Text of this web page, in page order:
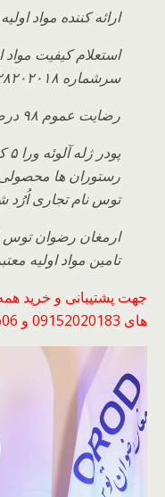
ارائه کننده مواد
استعلام کیفیت
سرشماره ۳۰۰۰۲۱۲۸۲۰۲۰۱۸
رضایت عموم ۹۸ درصد
رستوران ها
توس نام تجاری اُرُد
ارمغان رضوان توس
تامین مواد اولیه
های 09152020183 و 05137234606 تماس بگیرید .
نمایشگر
ویدیو